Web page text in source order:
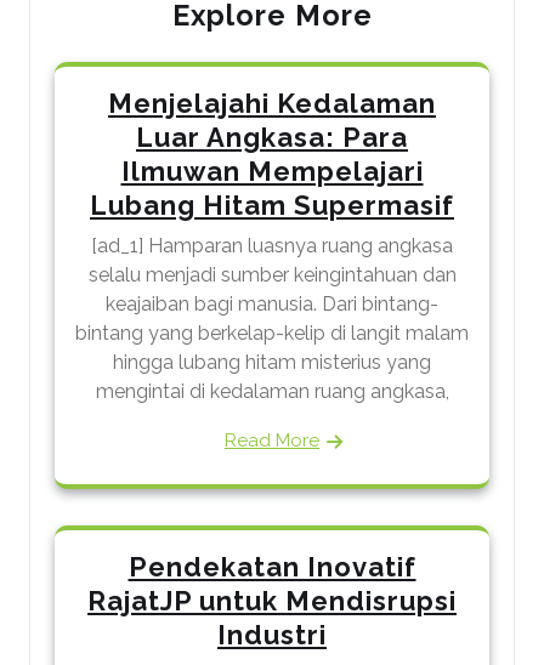
Explore More
Menjelajahi Kedalaman
Luar Angkasa: Para
Ilmuwan Mempelajari
Lubang Hitam Supermasif
[ad_1] Hamparan luasnya ruang angkasa
selalu menjadi sumber keingintahuan dan
keajaiban bagi manusia. Dari bintang-
bintang yang berkelap-kelip di langit malam
hingga lubang hitam misterius yang
mengintai di kedalaman ruang angkasa,
Read More
Pendekatan Inovatif
RajatJP untuk Mendisrupsi
Industri